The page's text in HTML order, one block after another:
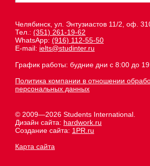
Челябинск, ул. Энтузиастов 11/2, оф.
Тел.: (351) 261-19-62
WhatsApp: (916) 112-55-50
E-mail: ielts@studinter.ru
График работы: будние дни с 8:00 до
Политика компании в отношении
персональных данных
© 2009—2026 Students International.
Дизайн сайта: hardwork.ru
Создание сайта: 1PR.ru
Карта сайта